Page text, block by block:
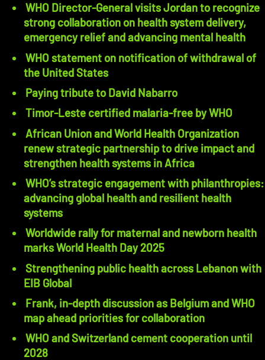
WHO Director-General visits Jordan to recognize
strong collaboration on health system delivery,
emergency relief and advancing mental health
WHO statement on notification of withdrawal of
the United States
Paying tribute to David Nabarro
Timor-Leste certified malaria-free by WHO
African Union and World Health Organization
renew strategic partnership to drive impact and
strengthen health systems in Africa
WHO’s strategic engagement with philanthropies:
advancing global health and resilient health
systems
Worldwide rally for maternal and newborn health
marks World Health Day 2025
Strengthening public health across Lebanon with
EIB Global
Frank, in-depth discussion as Belgium and WHO
map ahead priorities for collaboration
WHO and Switzerland cement cooperation until
2028